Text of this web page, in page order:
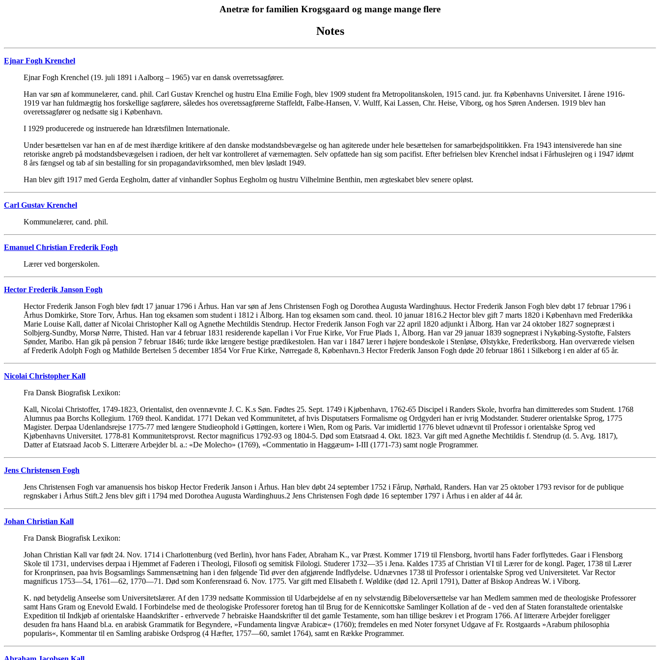
Anetræ for familien Krogsgaard og mange mange flere
Notes
Ejnar Fogh Krenchel
Ejnar Fogh Krenchel (19. juli 1891 i Aalborg – 1965) var en dansk overretssagfører.
Han var søn af kommunelærer, cand. phil. Carl Gustav Krenchel og hustru Elna Emilie Fogh, blev 1909 student fra Metropolitanskolen, 1915 cand. jur. fra Københavns Universitet. I årene 1916-
1919 var han fuldmægtig hos forskellige sagførere, således hos overetssagførerne Staffeldt, Falbe-Hansen, V. Wulff, Kai Lassen, Chr. Heise, Viborg, og hos Søren Andersen. 1919 blev han
overetssagfører og nedsatte sig i København.
I 1929 producerede og instruerede han Idrætsfilmen Internationale.
Under besættelsen var han en af de mest ihærdige kritikere af den danske modstandsbevægelse og han agiterede under hele besættelsen for samarbejdspolitikken. Fra 1943 intensiverede han sine
retoriske angreb på modstandsbevægelsen i radioen, der helt var kontrolleret af værnemagten. Selv opfattede han sig som pacifist. Efter befrielsen blev Krenchel indsat i Fårhuslejren og i 1947 idømt
8 års fængsel og tab af sin bestalling for sin propagandavirksomhed, men blev løsladt 1949.
Han blev gift 1917 med Gerda Eegholm, datter af vinhandler Sophus Eegholm og hustru Vilhelmine Benthin, men ægteskabet blev senere opløst.
Carl Gustav Krenchel
Kommunelærer, cand. phil.
Emanuel Christian Frederik Fogh
Lærer ved borgerskolen.
Hector Frederik Janson Fogh
Hector Frederik Janson Fogh blev født 17 januar 1796 i Århus. Han var søn af Jens Christensen Fogh og Dorothea Augusta Wardinghuus. Hector Frederik Janson Fogh blev døbt 17 februar 1796 i
Århus Domkirke, Store Torv, Århus. Han tog eksamen som student i 1812 i Ålborg. Han tog eksamen som cand. theol. 10 januar 1816.2 Hector blev gift 7 marts 1820 i København med Frederikka
Marie Louise Kall, datter af Nicolai Christopher Kall og Agnethe Mechtildis Stendrup. Hector Frederik Janson Fogh var 22 april 1820 adjunkt i Ålborg. Han var 24 oktober 1827 sognepræst i
Solbjerg-Sundby, Morsø Nørre, Thisted. Han var 4 februar 1831 residerende kapellan i Vor Frue Kirke, Vor Frue Plads 1, Ålborg. Han var 29 januar 1839 sognepræst i Nykøbing-Systofte, Falsters
Sønder, Maribo. Han gik på pension 7 februar 1846; turde ikke længere bestige prædikestolen. Han var i 1847 lærer i højere bondeskole i Stenløse, Ølstykke, Frederiksborg. Han overværede vielsen
af Frederik Adolph Fogh og Mathilde Bertelsen 5 december 1854 Vor Frue Kirke, Nørregade 8, København.3 Hector Frederik Janson Fogh døde 20 februar 1861 i Silkeborg i en alder af 65 år.
Nicolai Christopher Kall
Fra Dansk Biografisk Lexikon:
Kall, Nicolai Christoffer, 1749-1823, Orientalist, den ovennævnte J. C. K.s Søn. Fødtes 25. Sept. 1749 i Kjøbenhavn, 1762-65 Discipel i Randers Skole, hvorfra han dimitteredes som Student. 1768
Alumnus paa Borchs Kollegium. 1769 theol. Kandidat. 1771 Dekan ved Kommunitetet, af hvis Disputatsers Formalisme og Ordgyderi han er ivrig Modstander. Studerer orientalske Sprog, 1775
Magister. Derpaa Udenlandsrejse 1775-77 med længere Studieophold i Gøttingen, kortere i Wien, Rom og Paris. Var imidlertid 1776 blevet udnævnt til Professor i orientalske Sprog ved
Kjøbenhavns Universitet. 1778-81 Kommunitetsprovst. Rector magnificus 1792-93 og 1804-5. Død som Etatsraad 4. Okt. 1823. Var gift med Agnethe Mechtildis f. Stendrup (d. 5. Avg. 1817),
Datter af Etatsraad Jacob S. Litterære Arbejder bl. a.: «De Molecho» (1769), «Commentatio in Haggæum» I-III (1771-73) samt nogle Programmer.
Jens Christensen Fogh
Jens Christensen Fogh var amanuensis hos biskop Hector Frederik Janson i Århus. Han blev døbt 24 september 1752 i Fårup, Nørhald, Randers. Han var 25 oktober 1793 revisor for de publique
regnskaber i Århus Stift.2 Jens blev gift i 1794 med Dorothea Augusta Wardinghuus.2 Jens Christensen Fogh døde 16 september 1797 i Århus i en alder af 44 år.
Johan Christian Kall
Fra Dansk Biografisk Lexikon:
Johan Christian Kall var født 24. Nov. 1714 i Charlottenburg (ved Berlin), hvor hans Fader, Abraham K., var Præst. Kommer 1719 til Flensborg, hvortil hans Fader forflyttedes. Gaar i Flensborg
Skole til 1731, undervises derpaa i Hjemmet af Faderen i Theologi, Filosofi og semitisk Filologi. Studerer 1732—35 i Jena. Kaldes 1735 af Christian VI til Lærer for de kongl. Pager, 1738 til Lærer
for Kronprinsen, paa hvis Bogsamlings Sammensætning han i den følgende Tid øver den afgjørende Indflydelse. Udnævnes 1738 til Professor i orientalske Sprog ved Universitetet. Var Rector
magnificus 1753—54, 1761—62, 1770—71. Død som Konferensraad 6. Nov. 1775. Var gift med Elisabeth f. Wøldike (død 12. April 1791), Datter af Biskop Andreas W. i Viborg.
K. nød betydelig Anseelse som Universitetslærer. Af den 1739 nedsatte Kommission til Udarbejdelse af en ny selvstændig Bibeloversættelse var han Medlem sammen med de theologiske Professorer
samt Hans Gram og Enevold Ewald. I Forbindelse med de theologiske Professorer foretog han til Brug for de Kennicottske Samlinger Kollation af de - ved den af Staten foranstaltede orientalske
Expedition til Indkjøb af orientalske Haandskrifter - erhvervede 7 hebraiske Haandskrifter til det gamle Testamente, som han tillige beskrev i et Program 1766. Af litterære Arbejder foreligger
desuden fra hans Haand bl.a. en arabisk Grammatik for Begyndere, »Fundamenta lingvæ Arabicæ« (1760); fremdeles en med Noter forsynet Udgave af Fr. Rostgaards »Arabum philosophia
popularis«, Kommentar til en Samling arabiske Ordsprog (4 Hæfter, 1757—60, samlet 1764), samt en Række Programmer.